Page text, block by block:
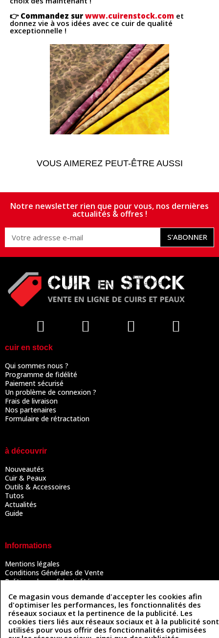
👉 Commandez sur www.cuirenstock.com et
donnez vie à vos idées avec ce cuir de qualité
exceptionnelle !
VOUS AIMEREZ PEUT-ÊTRE AUSSI
Notre newsletter rien que pour vous, nos dernières
actualités & offres !
S’ABONNER
cuir en stock
Qui sommes nous ?
Programme de fidélité
Paiement sécurisé
Un problème de connexion ?
Frais de livraison
Nos partenaires
Formulaire de rétractation
à découvrir
Nouveautés
Cuir & Peaux
Outils & Accessoires
Tutos
Actualités
Guide
Informations
Mentions légales
Conditions Générales de Vente
Politique de confidentialité
Contactez-nous
Coordonnées
Ce magasin vous demande d'accepter les cookies afin
d'optimiser les performances, les fonctionnalités des
réseaux sociaux et la pertinence de la publicité. Les
cookies tiers liés aux réseaux sociaux et à la publicité sont
utilisés pour vous offrir des fonctionnalités optimisées